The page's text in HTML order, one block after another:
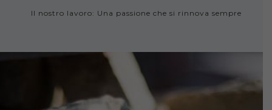
Il nostro lavoro: Una passione che si rinnova sempre